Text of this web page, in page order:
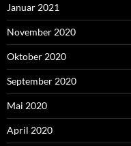
Januar 2021
November 2020
Oktober 2020
September 2020
Mai 2020
April 2020